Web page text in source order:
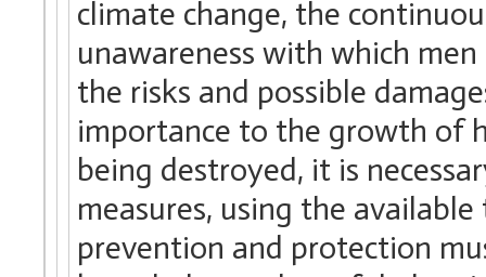
climate change, the
unawareness with which
the risks and possible
importance to the growth of
being destroyed, it is
measures, using the
prevention and protection